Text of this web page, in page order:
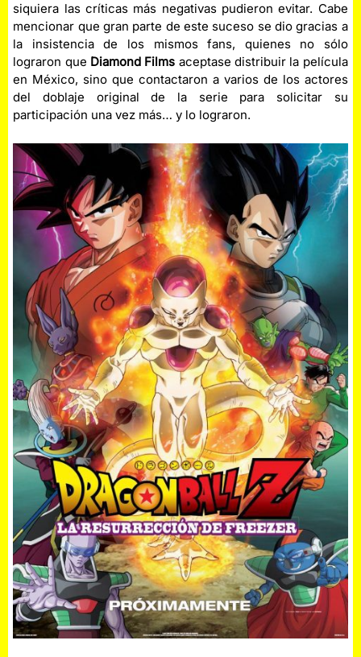
siquiera las críticas más negativas pudieron evitar. Cabe
mencionar que gran parte de este suceso se dio gracias a
la insistencia de los mismos fans, quienes no sólo
lograron que Diamond Films aceptase distribuir la película
en México, sino que contactaron a varios de los actores
del doblaje original de la serie para solicitar su
participación una vez más… y lo lograron.